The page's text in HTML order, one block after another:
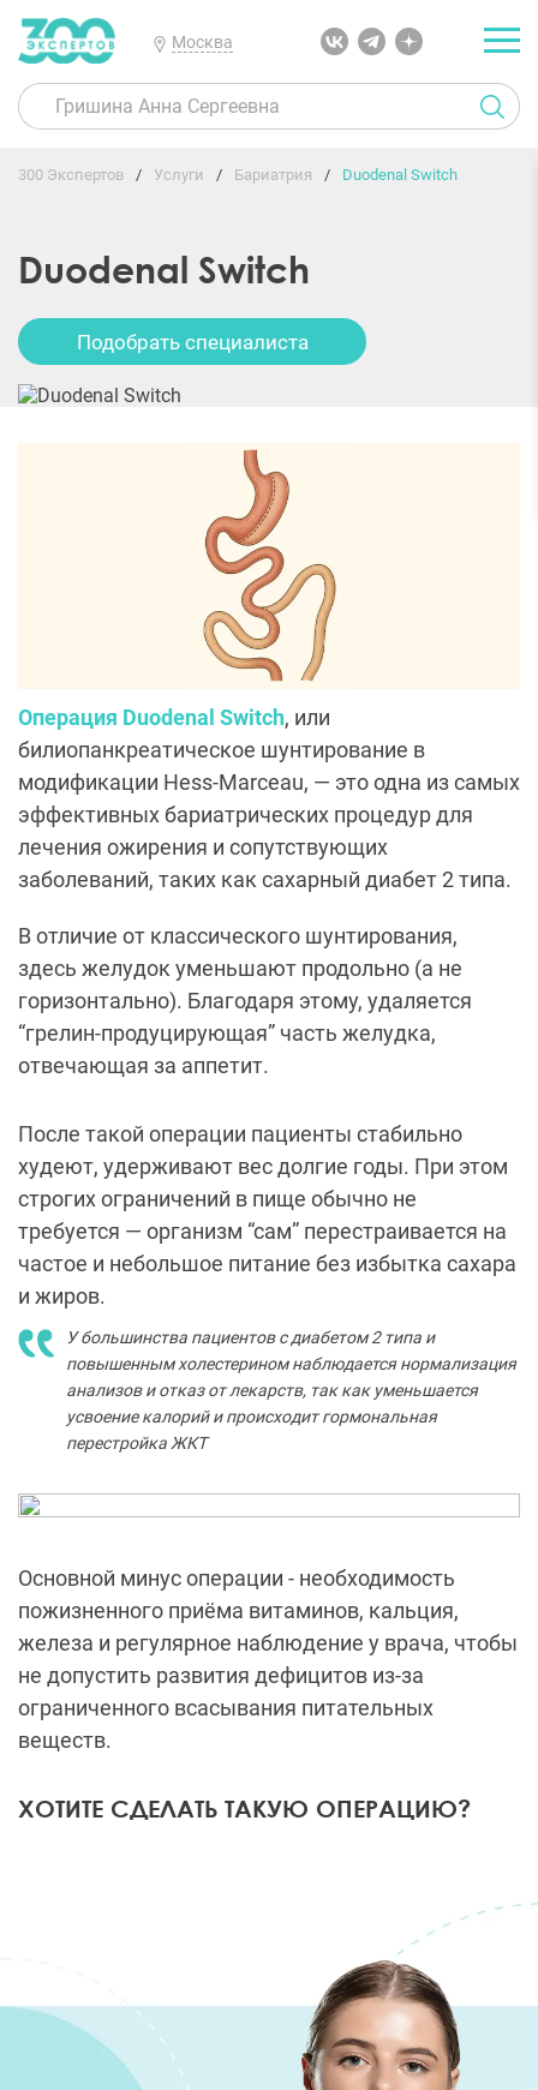
Москва
300 Экспертов Услуги Бариатрия Duodenal Switch
Duodenal Switch
Подобрать специалиста
Операция Duodenal Switch, или
билиопанкреатическое шунтирование в
модификации Hess-Marceau, — это одна из самых
эффективных бариатрических процедур для
лечения ожирения и сопутствующих
заболеваний, таких как сахарный диабет 2 типа.
В отличие от классического шунтирования,
здесь желудок уменьшают продольно (а не
горизонтально). Благодаря этому, удаляется
“грелин-продуцирующая” часть желудка,
отвечающая за аппетит.
После такой операции пациенты стабильно
худеют, удерживают вес долгие годы. При этом
строгих ограничений в пище обычно не
требуется — организм “сам” перестраивается на
частое и небольшое питание без избытка сахара
и жиров.
У большинства пациентов с диабетом 2 типа и
повышенным холестерином наблюдается нормализация
анализов и отказ от лекарств, так как уменьшается
усвоение калорий и происходит гормональная
перестройка ЖКТ
Основной минус операции - необходимость
пожизненного приёма витаминов, кальция,
железа и регулярное наблюдение у врача, чтобы
не допустить развития дефицитов из-за
ограниченного всасывания питательных
веществ.
ХОТИТЕ СДЕЛАТЬ ТАКУЮ ОПЕРАЦИЮ?